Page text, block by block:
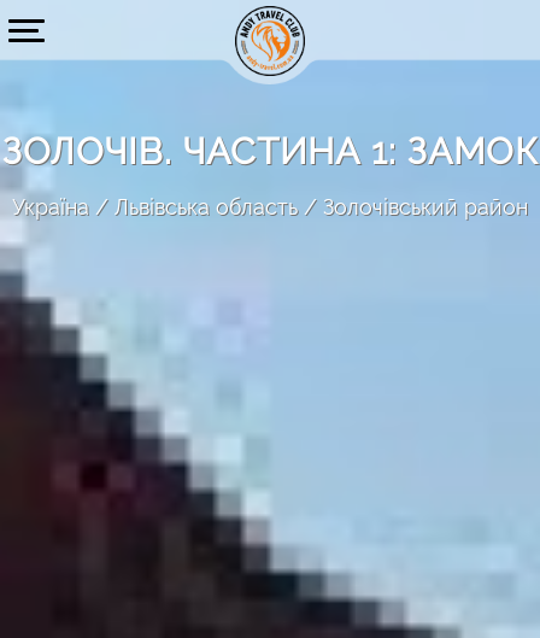
ЗОЛОЧІВ. ЧАСТИНА 1: ЗАМОК
Україна Львівська область Золочівський район